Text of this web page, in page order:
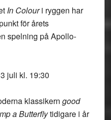
In Colouri ryggen har
för årets
spelning på Apollo-
juli kl. 19:30
klassikern good
a Butterflytidigare i år